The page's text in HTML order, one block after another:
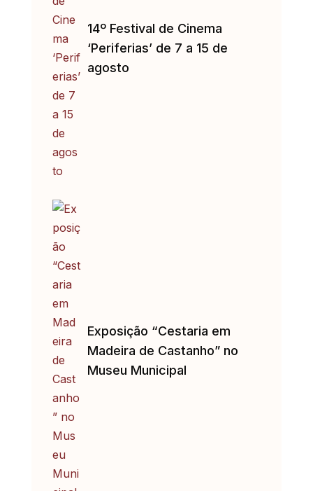
14º Festival de Cinema
‘Periferias’ de 7 a 15 de
agosto
Exposição “Cestaria em
Madeira de Castanho” no
Museu Municipal